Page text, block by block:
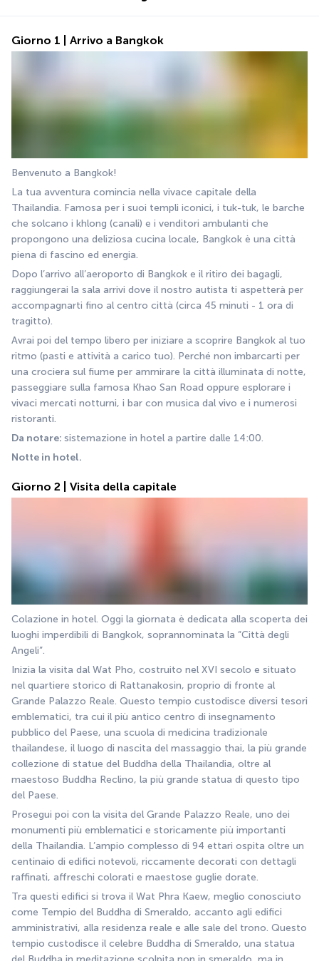
Giorno 1 | Arrivo a Bangkok
Benvenuto a Bangkok!
La tua avventura comincia nella vivace capitale della
Thailandia. Famosa per i suoi templi iconici, i tuk-tuk, le barche
che solcano i khlong (canali) e i venditori ambulanti che
propongono una deliziosa cucina locale, Bangkok è una città
piena di fascino ed energia.
Dopo l’arrivo all’aeroporto di Bangkok e il ritiro dei bagagli,
raggiungerai la sala arrivi dove il nostro autista ti aspetterà per
accompagnarti fino al centro città (circa 45 minuti - 1 ora di
tragitto).
Avrai poi del tempo libero per iniziare a scoprire Bangkok al tuo
ritmo (pasti e attività a carico tuo). Perché non imbarcarti per
una crociera sul fiume per ammirare la città illuminata di notte,
passeggiare sulla famosa Khao San Road oppure esplorare i
vivaci mercati notturni, i bar con musica dal vivo e i numerosi
ristoranti.
Da notare: sistemazione in hotel a partire dalle 14:00.
Notte in hotel.
Giorno 2 | Visita della capitale
Colazione in hotel. Oggi la giornata è dedicata alla scoperta dei
luoghi imperdibili di Bangkok, soprannominata la “Città degli
Angeli”.
Inizia la visita dal Wat Pho, costruito nel XVI secolo e situato
nel quartiere storico di Rattanakosin, proprio di fronte al
Grande Palazzo Reale. Questo tempio custodisce diversi tesori
emblematici, tra cui il più antico centro di insegnamento
pubblico del Paese, una scuola di medicina tradizionale
thailandese, il luogo di nascita del massaggio thai, la più grande
collezione di statue del Buddha della Thailandia, oltre al
maestoso Buddha Reclino, la più grande statua di questo tipo
del Paese.
Prosegui poi con la visita del Grande Palazzo Reale, uno dei
monumenti più emblematici e storicamente più importanti
della Thailandia. L’ampio complesso di 94 ettari ospita oltre un
centinaio di edifici notevoli, riccamente decorati con dettagli
raffinati, affreschi colorati e maestose guglie dorate.
Tra questi edifici si trova il Wat Phra Kaew, meglio conosciuto
come Tempio del Buddha di Smeraldo, accanto agli edifici
amministrativi, alla residenza reale e alle sale del trono. Questo
tempio custodisce il celebre Buddha di Smeraldo, una statua